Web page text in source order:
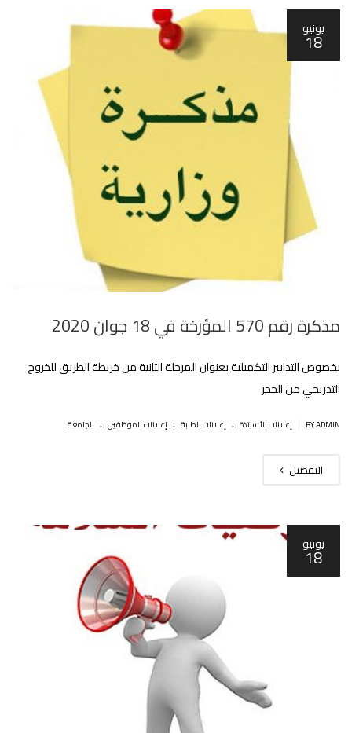
يونيو
18
مذكرة رقم 570 المؤرخة في 18 جوان 2020
بخصوص التدابير التكميلية بعنوان المرحلة الثانية من خريطة الطريق للخروج
التدريجي من الحجر
BY ADMIN إعلانات للأساتذة . إعلانات للطلبة . إعلانات للموظفين . الجامعة
التفصيل
يونيو
18